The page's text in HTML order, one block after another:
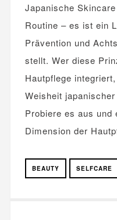
Japanische
Routine – es ist ein
Prävention und
stellt. Wer diese
Hautpflege
Weisheit
Probiere es aus und
Dimension der
BEAUTY SELFCARE